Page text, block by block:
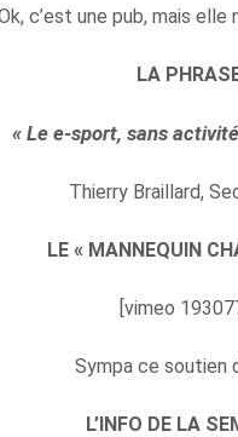
c’est une pub, mais
LA
« Le e-sport, sans
Thierry Braillard,
LE « MANNEQUIN
[vimeo
Sympa ce soutien
L’INFO DE LA